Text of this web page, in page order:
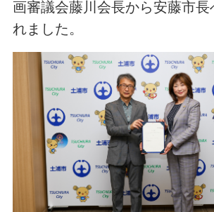
画審議会藤川会長から安藤市長
れました。